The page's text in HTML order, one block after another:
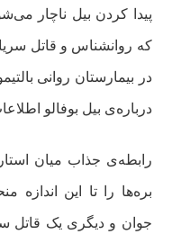
پیدا کردن بیل ناچار
که روانشناس و قاتل
در بیمارستان روانی
درباره‌ی بیل بوفالو
رابطه‌ی جذاب میان
بره‌ها را تا این اندازه
جوان و دیگری یک قاتل